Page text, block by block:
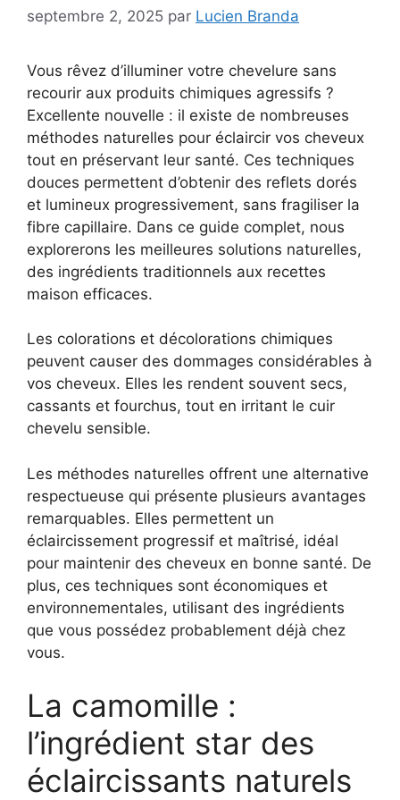
septembre 2, 2025 par Lucien Branda
Vous rêvez d’illuminer votre chevelure sans
recourir aux produits chimiques agressifs ?
Excellente nouvelle : il existe de nombreuses
méthodes naturelles pour éclaircir vos cheveux
tout en préservant leur santé. Ces techniques
douces permettent d’obtenir des reflets dorés
et lumineux progressivement, sans fragiliser la
fibre capillaire. Dans ce guide complet, nous
explorerons les meilleures solutions naturelles,
des ingrédients traditionnels aux recettes
maison efficaces.
Les colorations et décolorations chimiques
peuvent causer des dommages considérables à
vos cheveux. Elles les rendent souvent secs,
cassants et fourchus, tout en irritant le cuir
chevelu sensible.
Les méthodes naturelles offrent une alternative
respectueuse qui présente plusieurs avantages
remarquables. Elles permettent un
éclaircissement progressif et maîtrisé, idéal
pour maintenir des cheveux en bonne santé. De
plus, ces techniques sont économiques et
environnementales, utilisant des ingrédients
que vous possédez probablement déjà chez
vous.
La camomille :
l’ingrédient star des
éclaircissants naturels